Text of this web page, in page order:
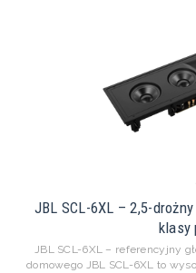
JBL SCL-6XL – 2,5-
klasy
JBL SCL-6XL – referencyjny
domowego JBL SCL-6XL to